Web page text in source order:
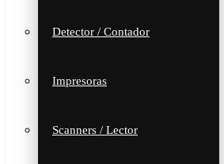
Detector / Contador
Impresoras
Scanners / Lector